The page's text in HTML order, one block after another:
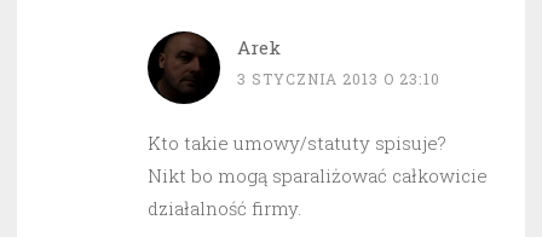
Arek
3 STYCZNIA 2013 O 23:10
Kto takie umowy/statuty spisuje?
Nikt bo mogą sparaliżować całkowicie
działalność firmy.